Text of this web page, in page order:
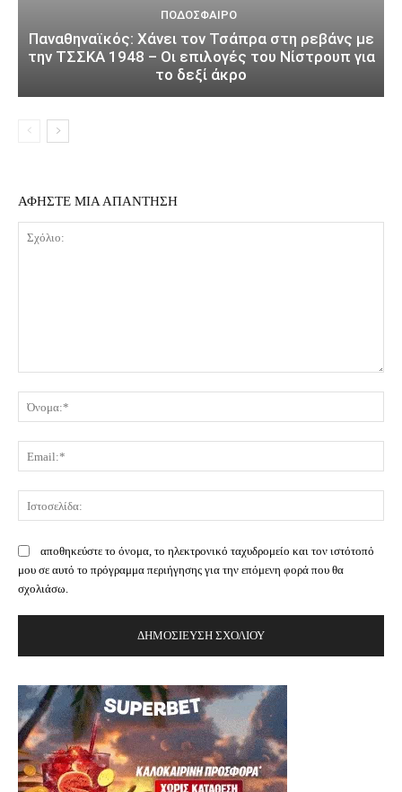
ΠΟΔΌΣΦΑΙΡΟ
Παναθηναϊκός: Χάνει τον Τσάπρα στη ρεβάνς με
την ΤΣΣΚΑ 1948 – Οι επιλογές του Νίστρουπ για
το δεξί άκρο
ΑΦΗΣΤΕ ΜΙΑ ΑΠΑΝΤΗΣΗ
αποθηκεύστε το όνομα, το ηλεκτρονικό ταχυδρομείο και τον ιστότοπό
μου σε αυτό το πρόγραμμα περιήγησης για την επόμενη φορά που θα
σχολιάσω.